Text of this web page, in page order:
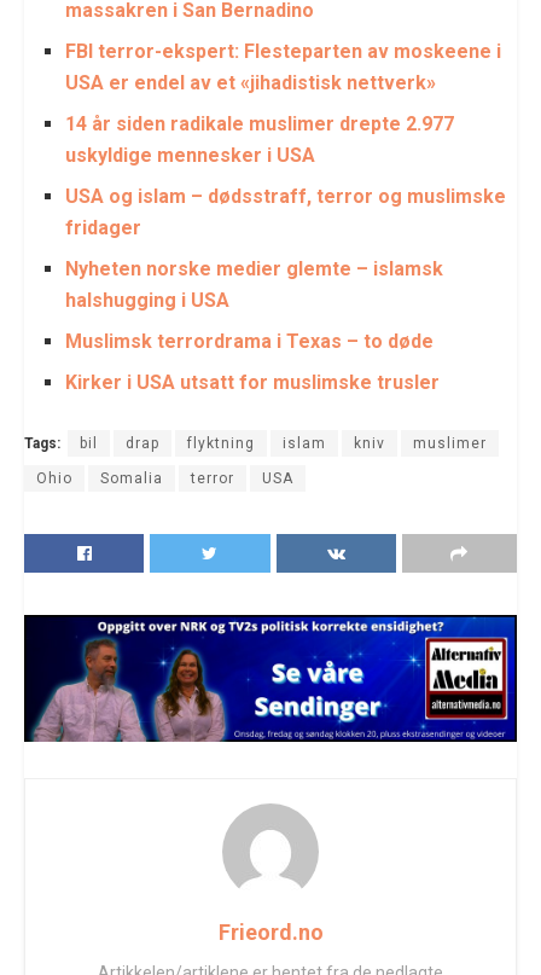
massakren i San Bernadino
FBI terror-ekspert: Flesteparten av moskeene i
USA er endel av et «jihadistisk nettverk»
14 år siden radikale muslimer drepte 2.977
uskyldige mennesker i USA
USA og islam – dødsstraff, terror og muslimske
fridager
Nyheten norske medier glemte – islamsk
halshugging i USA
Muslimsk terrordrama i Texas – to døde
Kirker i USA utsatt for muslimske trusler
Tags: bil drap flyktning islam kniv muslimer
Ohio Somalia terror USA
Frieord.no